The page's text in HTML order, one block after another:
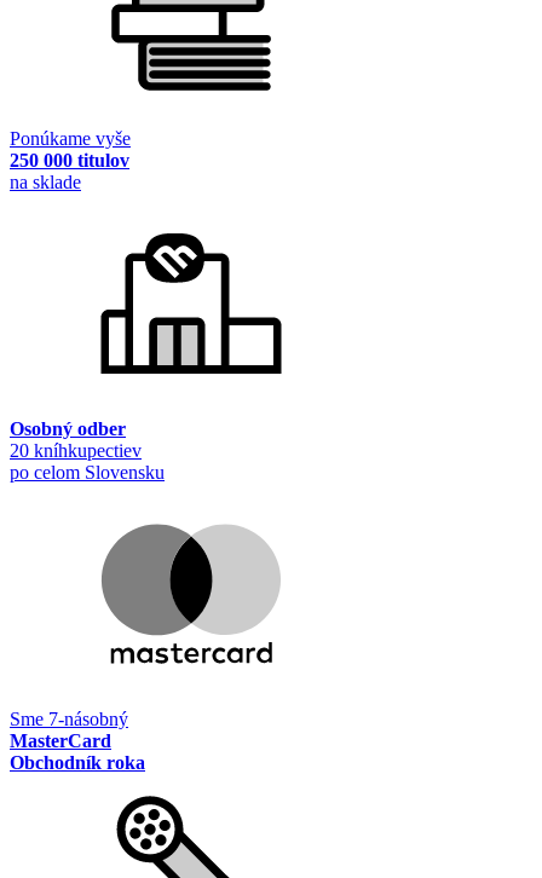
Ponúkame vyše
250 000 titulov
na sklade
Osobný odber
20 kníhkupectiev
po celom Slovensku
Sme 7-násobný
MasterCard
Obchodník roka